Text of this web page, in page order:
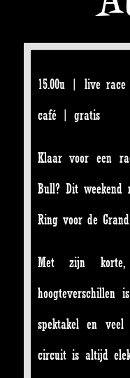
15.00u | live race
café | gratis
Klaar voor een
Bull? Dit
Ring voor de
Met zijn
hoogteverschillen
spektakel en
circuit is altijd